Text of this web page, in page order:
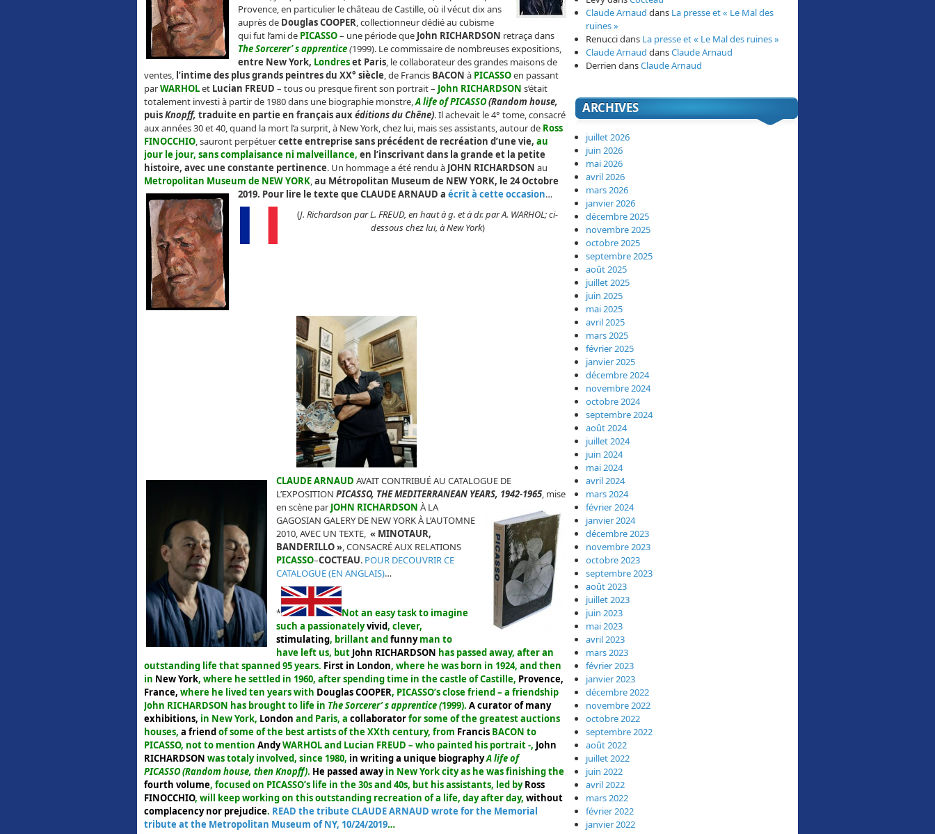
Provence, en particulier le château de Castille, où il vécut dix ans
auprès de Douglas COOPER, collectionneur dédié au cubisme
qui fut l’ami de PICASSO– une période que John RICHARDSON retraça dans
The Sorcerer’ s apprentice(1999). Le commissaire de nombreuses expositions,
entre New York, Londreset Paris, le collaborateur des grandes maisons de
ventes, l’intime des plus grands peintres du XX° siècle, de Francis BACON à PICASSOen passant
parWARHOLet Lucian FREUD – tous ou presque firent son portrait – John RICHARDSON s’était
totalement investi à partir de 1980 dans une biographie monstre,A life of PICASSO(Random house,
puisKnopff, traduite en partie en français auxéditions du Chêne). Il achevait le 4° tome, consacré
aux années 30 et 40, quand la mort l’a surprit, à New York, chez lui, mais ses assistants, autour de Ross
FINOCCHIO, sauront perpétuercette entreprise sans précédent de recréation d’une vie, au
jour le jour, sans complaisance ni malveillance, en l’inscrivant dans la grande et la petite
histoire, avec une constante pertinence. Un hommage a été rendu à JOHN RICHARDSON au
Metropolitan Museum de NEW YORK,au Métropolitan Museum de NEW YORK, le 24 Octobre
2019. Pour lire le texte que CLAUDE ARNAUD a écrit à cette occasion…
(J. Richardson par L. FREUD, en haut à g. et à dr. par A. WARHOL; ci-
dessous chez lui, à New York)
CLAUDE ARNAUD AVAIT CONTRIBUÉ AU CATALOGUE DE
L’EXPOSITION PICASSO, THE MEDITERRANEAN YEARS, 1942-1965 mise
en scène par JOHN RICHARDSON À LA
GAGOSIAN GALERY DE NEW YORK À L’AUTOMNE
2010, AVEC UN TEXTE, « MINOTAUR,
BANDERILLO » , CONSACRÉ AUX RELATIONS
PICASSO–COCTEAU. POUR DECOUVRIR CE
CATALOGUE (EN ANGLAIS)…
*
Not an easy task to imagine
such a passionatelyvivid, clever,
stimulating, brillant andfunnyman to
have left us, but John RICHARDSON has passed away, after an
outstanding life that spanned 95 years. First in London, where he was born in 1924, andthen
in New York, where he settled in 1960, after spending time in the castle of Castille, Provence,
France, where he lived ten years with Douglas COOPER, PICASSO’s close friend – a friendship
John RICHARDSON has brought to life in The Sorcerer’ s apprentice(1999). A curator of many
exhibitions, in New York, London and Paris, a collaboratorfor some of the greatest auctions
houses, a friendof some of the best artists of the XXth century, from Francis BACON to
PICASSO, not to mention AndyWARHOLand Lucian FREUD – who painted his portrait -, John
RICHARDSON was totaly involved, since 1980, in writing a unique biographyA life of
PICASSO(Random house, then Knopff). He passed awayin NewYorkcity as he was finishing the
fourth volume, focused on PICASSO’s life in the 30s and 40s, but his assistants, led byRoss
FINOCCHIO, will keep working on thisoutstanding recreation of a life, day after day, without
complacency nor prejudice. READ the tribute CLAUDE ARNAUD wrote for the Memorial
tribute at the Metropolitan Museum of NY, 10/24/2019…
Claude Arnaud dans La presse et « Le Mal des
ruines »
Renuccidans La presse et « Le Mal des ruines »
Claude Arnaud dansClaude Arnaud
Derrien dansClaude Arnaud
ARCHIVES
juillet 2026
juin 2026
mai 2026
avril 2026
mars 2026
janvier 2026
décembre 2025
novembre 2025
octobre 2025
septembre 2025
août 2025
juillet 2025
juin 2025
mai 2025
avril 2025
mars 2025
février 2025
janvier 2025
décembre 2024
novembre 2024
octobre 2024
septembre 2024
août 2024
juillet 2024
juin 2024
mai 2024
avril 2024
mars 2024
février 2024
janvier 2024
décembre 2023
novembre 2023
octobre 2023
septembre 2023
août 2023
juillet 2023
juin 2023
mai 2023
avril 2023
mars 2023
février 2023
janvier 2023
décembre 2022
novembre 2022
octobre 2022
septembre 2022
août 2022
juillet 2022
juin 2022
avril 2022
mars 2022
février 2022
janvier 2022